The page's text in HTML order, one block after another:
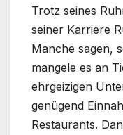
Trotz seines
seiner Karriere
Manche sagen,
mangele es an
ehrgeizigen
genügend
Restaurants.